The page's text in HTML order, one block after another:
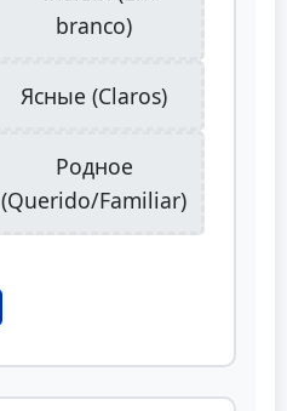
branco)
Ясные (Claros)
Родное
(Querido/Familiar)